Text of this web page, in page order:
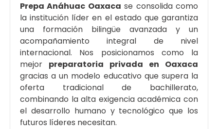
Prepa Anáhuac Oaxaca se consolida como
la institución líder en el estado que garantiza
una formación bilingüe avanzada y un
acompañamiento integral de nivel
internacional. Nos posicionamos como la
mejor preparatoria privada en Oaxaca
gracias a un modelo educativo que supera la
oferta tradicional de bachillerato,
combinando la alta exigencia académica con
el desarrollo humano y tecnológico que los
futuros líderes necesitan.